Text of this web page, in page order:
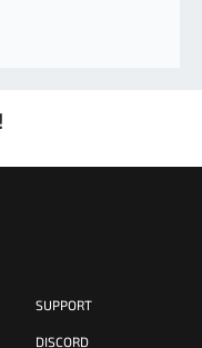
SUPPORT
DISCORD